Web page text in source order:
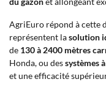
AgriEuro répond à cette
représentent lasolution
de 130 à 2400 mètres
Honda, ou dessystèmes
et une efficacité